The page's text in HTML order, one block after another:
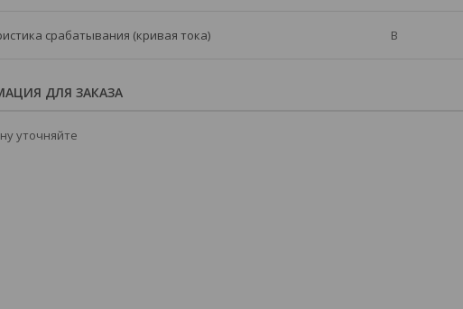
срабатывания (кривая тока) B
ДЛЯ ЗАКАЗА
уточняйте